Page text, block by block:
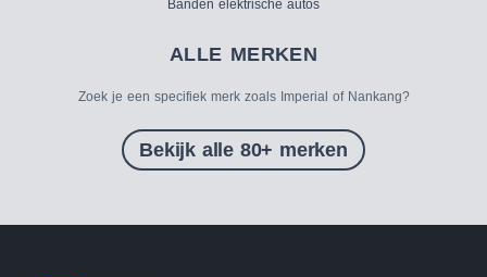
Banden elektrische autos
ALLE MERKEN
Zoek je een specifiek merk zoals Imperial of Nankang?
Bekijk alle 80+ merken